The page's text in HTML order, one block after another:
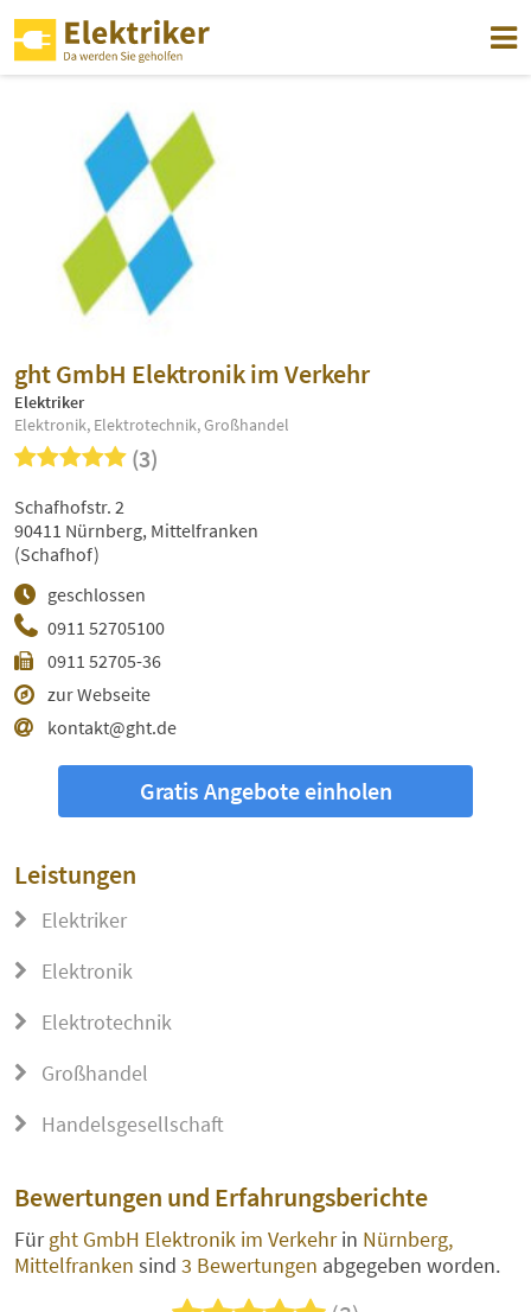
ght GmbH Elektronik im Verkehr
Elektriker
Elektronik, Elektrotechnik, Großhandel
(3)
0911 52705100
0911 52705-36
zur Webseite
kontakt@ght.de
geschlossen
Schafhofstr. 2
90411 Nürnberg, Mittelfranken
(Schafhof)
Gratis Angebote einholen
Leistungen
Elektriker
Elektronik
Elektrotechnik
Großhandel
Handelsgesellschaft
Bewertungen und Erfahrungsberichte
Fürght GmbH Elektronik im Verkehrin Nürnberg,
Mittelfranken sind 3 Bewertungen abgegeben worden.